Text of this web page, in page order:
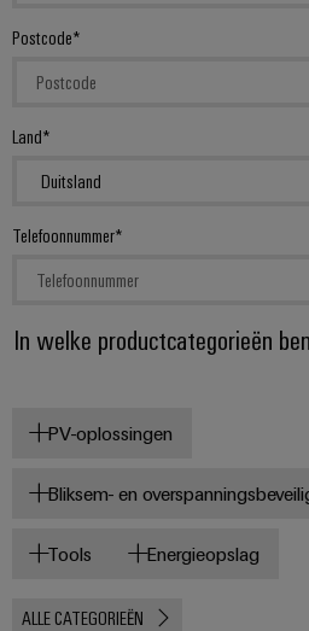
Postcode
Land
Telefoonnummer
In welke productcategorieën
Gemarkeerde productcategorieën
PV-oplossingen
Bliksem- en
Tools Energieopslag
ALLE CATEGORIEËN